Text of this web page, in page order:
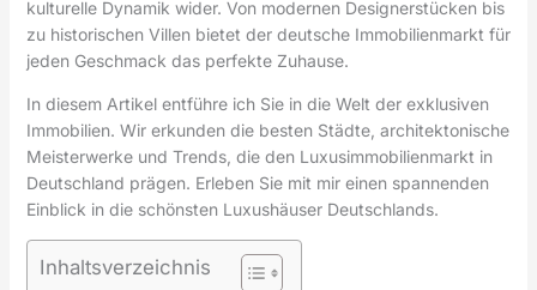
kulturelle Dynamik wider. Von modernen Designerstücken bis
zu historischen Villen bietet der deutsche Immobilienmarkt für
jeden Geschmack das perfekte Zuhause.
In diesem Artikel entführe ich Sie in die Welt der exklusiven
Immobilien. Wir erkunden die besten Städte, architektonische
Meisterwerke und Trends, die den Luxusimmobilienmarkt in
Deutschland prägen. Erleben Sie mit mir einen spannenden
Einblick in die schönsten Luxushäuser Deutschlands.
Inhaltsverzeichnis